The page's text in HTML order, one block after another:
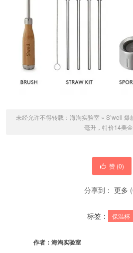
未经允许不得转载： 海淘实验室 » S’well 爆
毫升，特价14美金
赞 (0)
分享到： 更多 (
标签： 保温杯
作者： 海淘实验室